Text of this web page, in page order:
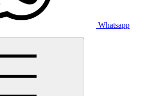
Whatsapp